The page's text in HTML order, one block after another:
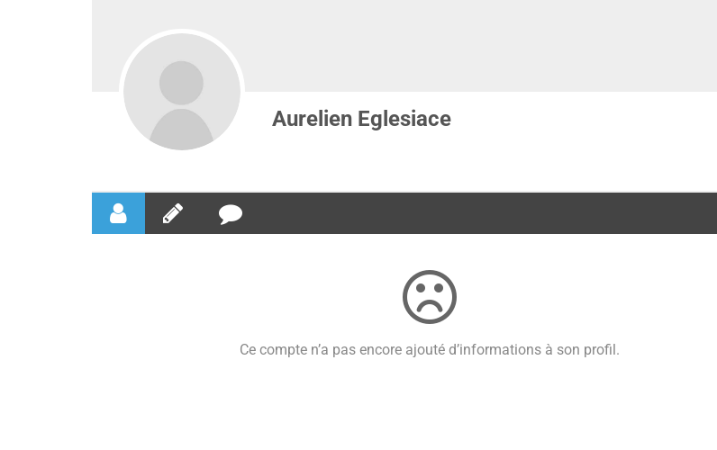
Aurelien Eglesiace
Ce compte n’a pas encore ajouté d’informations à son profil.